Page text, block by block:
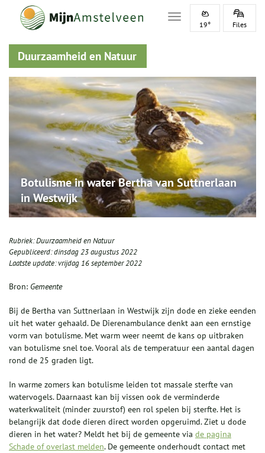
Toggle navigation
19° Files
Duurzaamheid en Natuur
Botulisme in water Bertha van Suttnerlaan
in Westwijk
Rubriek:Duurzaamheid en Natuur
Gepubliceerd:dinsdag 23 augustus 2022
Laatste update:vrijdag 16 september 2022
Bron: Gemeente
Bij de Bertha van Suttnerlaan in Westwijk zijn dode en zieke eenden
uit het water gehaald. De Dierenambulance denkt aan een ernstige
vorm van botulisme. Met warm weer neemt de kans op uitbraken
van botulisme snel toe. Vooral als de temperatuur een aantal dagen
rond de 25 graden ligt.
In warme zomers kan botulisme leiden tot massale sterfte van
watervogels. Daarnaast kan bij vissen ook de verminderde
waterkwaliteit (minder zuurstof) een rol spelen bij sterfte. Het is
belangrijk dat dode dieren direct worden opgeruimd. Ziet u dode
dieren in het water? Meldt het bij de gemeente via de pagina
Schade of overlast melden. De gemeente onderhoudt contact met